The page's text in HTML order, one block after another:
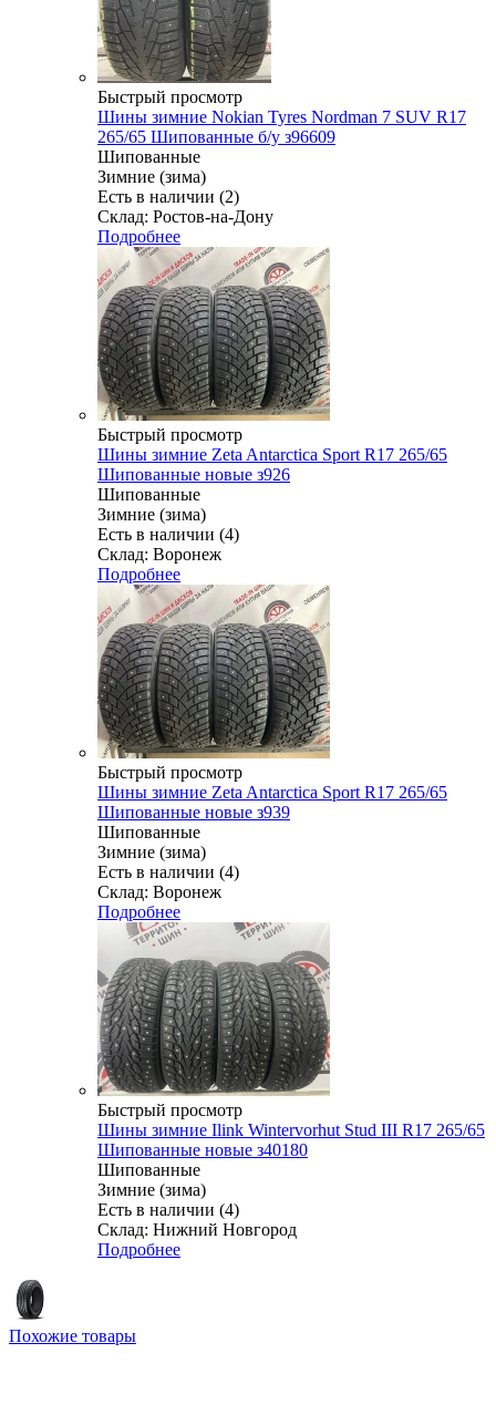
Быстрый просмотр
Шины зимние Nokian Tyres Nordman 7 SUV R17
265/65 Шипованные б/у з96609
Шипованные
Зимние (зима)
Есть в наличии (2)
Склад: Ростов-на-Дону
Подробнее
Быстрый просмотр
Шины зимние Zeta Antarctica Sport R17 265/65
Шипованные новые з926
Шипованные
Зимние (зима)
Есть в наличии (4)
Склад: Воронеж
Подробнее
Быстрый просмотр
Шины зимние Zeta Antarctica Sport R17 265/65
Шипованные новые з939
Шипованные
Зимние (зима)
Есть в наличии (4)
Склад: Воронеж
Подробнее
Быстрый просмотр
Шины зимние Ilink Wintervorhut Stud III R17 265/65
Шипованные новые з40180
Шипованные
Зимние (зима)
Есть в наличии (4)
Склад: Нижний Новгород
Подробнее
Похожие товары